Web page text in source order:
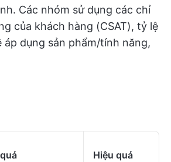
Các nhóm sử dụng các chỉ
của khách hàng (CSAT), tỷ lệ
áp dụng sản phẩm/tính năng,
Hiệu quả